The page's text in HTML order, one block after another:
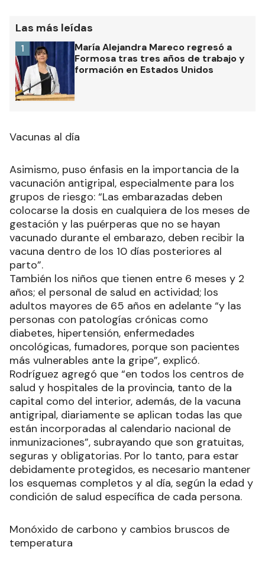
Las más leídas
María Alejandra Mareco regresó a
Formosa tras tres años de trabajo y
formación en Estados Unidos
1
Vacunas al día
Asimismo, puso énfasis en la importancia de la
vacunación antigripal, especialmente para los
grupos de riesgo: “Las embarazadas deben
colocarse la dosis en cualquiera de los meses de
gestación y las puérperas que no se hayan
vacunado durante el embarazo, deben recibir la
vacuna dentro de los 10 días posteriores al
parto”.
También los niños que tienen entre 6 meses y 2
años; el personal de salud en actividad; los
adultos mayores de 65 años en adelante “y las
personas con patologías crónicas como
diabetes, hipertensión, enfermedades
oncológicas, fumadores, porque son pacientes
más vulnerables ante la gripe”, explicó.
Rodríguez agregó que “en todos los centros de
salud y hospitales de la provincia, tanto de la
capital como del interior, además, de la vacuna
antigripal, diariamente se aplican todas las que
están incorporadas al calendario nacional de
inmunizaciones”, subrayando que son gratuitas,
seguras y obligatorias. Por lo tanto, para estar
debidamente protegidos, es necesario mantener
los esquemas completos y al día, según la edad y
condición de salud específica de cada persona.
Monóxido de carbono y cambios bruscos de
temperatura